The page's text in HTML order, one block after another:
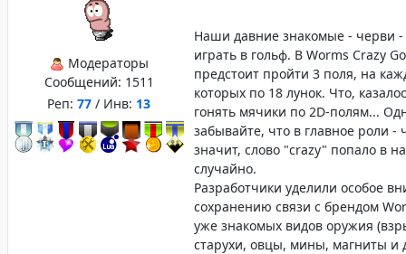
Модераторы
Сообщений: 1511
Реп: 77 / Инв: 13
Наши давние знакомые - черви -
играть в гольф. В Worms Crazy
предстоит пройти 3 поля, на
которых по 18 лунок. Что,
гонять мячики по 2D-полям...
забывайте, что в главное роли -
значит, слово "crazy" попало в
случайно.
Разработчики уделили особое
сохранению связи с брендом
уже знакомых видов оружия
старухи, овцы, мины, магниты и